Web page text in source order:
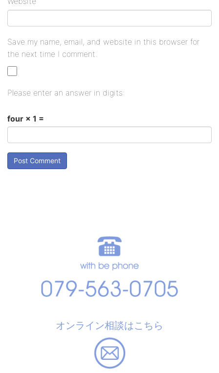
Save my name, email, and website in this browser for
the next time I comment.
Please enter an answer in digits:
four × 1 =
オンライン相談はこちら